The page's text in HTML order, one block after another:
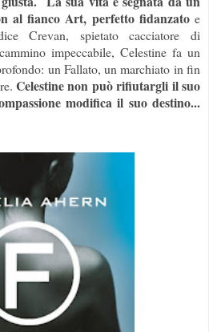
al fianco Art, perfetto fidanzatoe
Crevan, spietato cacciatore di
impeccabile, Celestine fa un
un Fallato, un marchiato in fin
Celestine non può rifiutargli il suo
modifica il suo destino...